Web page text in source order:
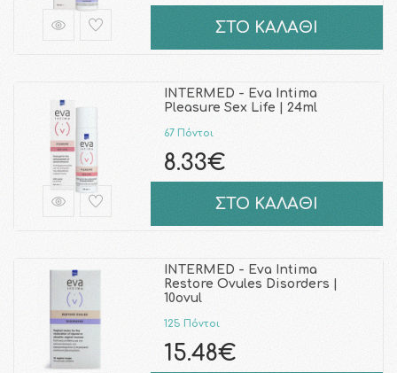
ΣΤΟ ΚΑΛΑΘΙ
INTERMED - Eva Intima
Pleasure Sex Life | 24ml
67 Πόντοι
8.33€
ΣΤΟ ΚΑΛΑΘΙ
INTERMED - Eva Intima
Restore Ovules Disorders |
10ovul
125 Πόντοι
15.48€